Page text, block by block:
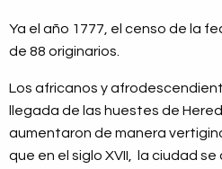
Ya el año 1777, el censo de la
de 88 originarios.
Los africanos y
llegada de las huestes de
aumentaron de manera
que en el siglo XVII, la ciudad